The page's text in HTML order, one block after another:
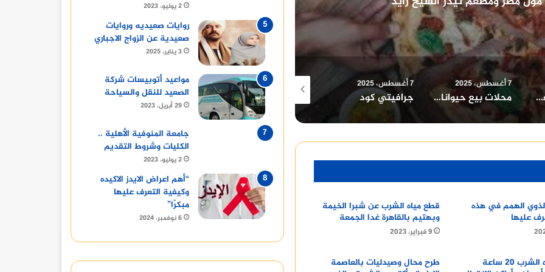
محلات بيع حيوانات اليفة في الاسكندرية
7 أغسطس، 2025
جرافيتي كود
7 أغسطس، 2025
جولدز جيم مدرسة كابيتال الدولية
7 أغسطس، 2025
مسجد الحصرى 6 اكتوبر
18 يوليو، 2025
الهمم في هذه
عليها
قطع مياه الشرب عن شبرا الخيمة
وبهتيم بالقاهرة غدا الجمعة
9 فبراير، 2023
انقطاع مياه الشرب 20 ساعة
طرح محال وصيدليات بالعاصمة
2 يوليو، 2023
روايات صعيديه وروايات
صعيدية عن الزواج الاجباري
3 يناير، 2025
مواعيد أتوبيسات شركة
الصعيد للنقل والسياحة
29 أبريل، 2023
جامعة المنوفية الأهلية ..
الكليات وشروط التقديم
2 يوليو، 2023
“أهم اعراض الايدز الاكيده
وكيفية التعرف عليها
مبكرًا”
6 نوفمبر، 2024